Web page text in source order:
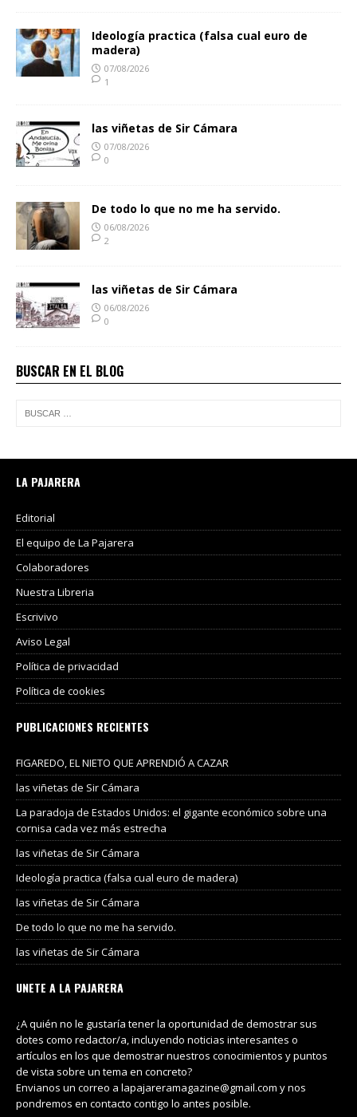
Ideología practica (falsa cual euro de
madera)
07/08/2026
1
las viñetas de Sir Cámara
07/08/2026
0
De todo lo que no me ha servido.
06/08/2026
2
las viñetas de Sir Cámara
06/08/2026
0
BUSCAR EN EL BLOG
LA PAJARERA
Editorial
El equipo de La Pajarera
Colaboradores
Nuestra Libreria
Escrivivo
Aviso Legal
Política de privacidad
Política de cookies
PUBLICACIONES RECIENTES
FIGAREDO, EL NIETO QUE APRENDIÓ A CAZAR
las viñetas de Sir Cámara
La paradoja de Estados Unidos: el gigante económico sobre una
cornisa cada vez más estrecha
las viñetas de Sir Cámara
Ideología practica (falsa cual euro de madera)
las viñetas de Sir Cámara
De todo lo que no me ha servido.
las viñetas de Sir Cámara
UNETE A LA PAJARERA
¿A quién no le gustaría tener la oportunidad de demostrar sus
dotes como redactor/a, incluyendo noticias interesantes o
artículos en los que demostrar nuestros conocimientos y puntos
de vista sobre un tema en concreto?
Envianos un correo a lapajareramagazine@gmail.com y nos
pondremos en contacto contigo lo antes posible.